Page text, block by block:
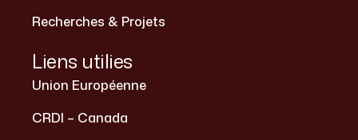
Recherches & Projets
Liens utilies
Union Européenne
CRDI – Canada